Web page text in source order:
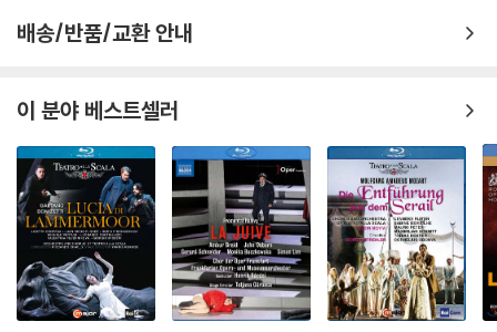
배송/반품/교환 안내
이 분야 베스트셀러